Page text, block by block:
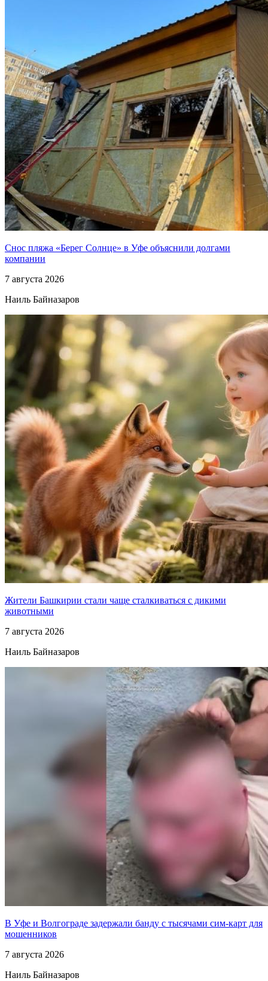
Снос пляжа «Берег Солнце» в Уфе объяснили долгами
компании
7 августа 2026
Наиль Байназаров
Жители Башкирии стали чаще сталкиваться с дикими
животными
7 августа 2026
Наиль Байназаров
В Уфе и Волгограде задержали банду с тысячами сим-карт для
мошенников
7 августа 2026
Наиль Байназаров